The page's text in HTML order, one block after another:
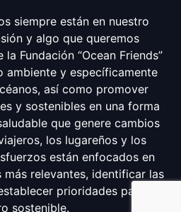
siempre están en nuestro
y algo que queremos
Fundación “Ocean Friends”
ambiente y específicamente
así como promover
y sostenibles en una forma
que genere cambios
los lugareños y los
están enfocados en
relevantes, identificar las
prioridades para el
sostenible.